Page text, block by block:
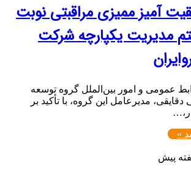
آمیز ممیزی مراقبتی نوبت
مدیریت یکپارچه شرکت
عمومی و امور بین‌الملل گروه توسعه
دقایقی، مدیرعامل این گروه، با تأکید بر
»